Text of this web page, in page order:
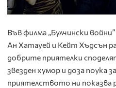
Във филма „Булчински
Ан Хатауей и Кейт Хъдсън
добрите приятелки
звезден хумор и доза поука
приятелството ни показва